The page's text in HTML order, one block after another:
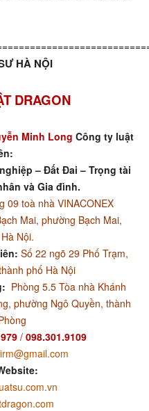
HÀ NỘI
DRAGON
Minh Long Công ty luật
– Đất Đai – Trọng tài
và Gia đình.
09 toà nhà VINACONEX
Mai, phường Bạch Mai,
Nội.
Số 22 ngõ 29 Phố Trạm,
phố Hà Nội
Phòng 5.5 Tòa nhà Khánh
phường Ngô Quyền, thành
/ 098.301.9109